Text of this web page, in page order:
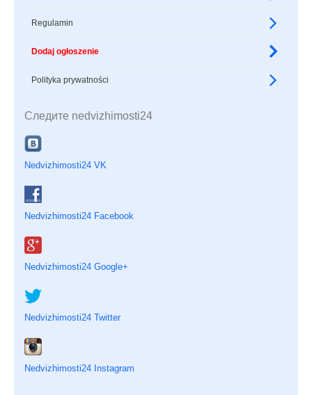
Regulamin
Dodaj ogłoszenie
Polityka prywatności
Следите nedvizhimosti24
Nedvizhimosti24 VK
Nedvizhimosti24 Facebook
Nedvizhimosti24 Google+
Nedvizhimosti24 Twitter
Nedvizhimosti24 Instagram